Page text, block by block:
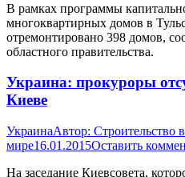
В рамках программы
многоквартирных домов в
отремонтировано 398 домов,
областного правительства.
Украина: прокуроры
Киеве
УкраинаАвтор: Строительство
мире16.01.2015Оставить
На заседание Киевсовета,